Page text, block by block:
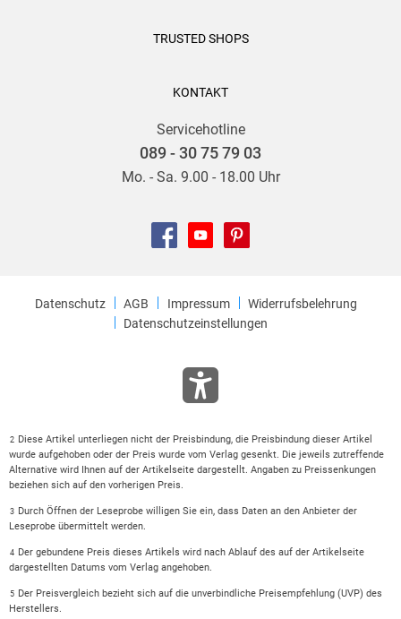
TRUSTED SHOPS
KONTAKT
Servicehotline
089 - 30 75 79 03
Mo. - Sa. 9.00 - 18.00 Uhr
Datenschutz AGB Impressum
Widerrufsbelehrung
Datenschutzeinstellungen
2
Diese Artikel unterliegen nicht der Preisbindung, die Preisbindung dieser Artikel
wurde aufgehoben oder der Preis wurde vom Verlag gesenkt. Die jeweils zutreffende
Alternative wird Ihnen auf der Artikelseite dargestellt. Angaben zu Preissenkungen
beziehen sich auf den vorherigen Preis.
3
Durch Öffnen der Leseprobe willigen Sie ein, dass Daten an den Anbieter der
Leseprobe übermittelt werden.
4
Der gebundene Preis dieses Artikels wird nach Ablauf des auf der Artikelseite
dargestellten Datums vom Verlag angehoben.
5
Der Preisvergleich bezieht sich auf die unverbindliche Preisempfehlung (UVP) des
Herstellers.